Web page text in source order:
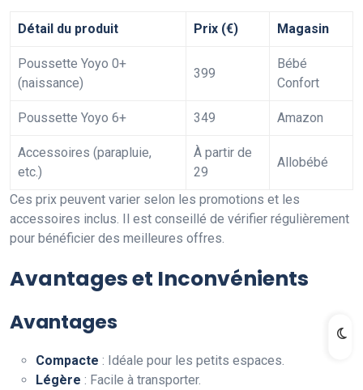
Détail du produit Prix (€) Magasin
Poussette Yoyo 0+
(naissance)
399
Bébé
Confort
Poussette Yoyo 6+ 349 Amazon
Accessoires (parapluie,
etc.)
À partir de
29
Allobébé
Ces prix peuvent varier selon les promotions et les
accessoires inclus. Il est conseillé de vérifier régulièrement
pour bénéficier des meilleures offres.
Avantages et Inconvénients
Avantages
Compacte : Idéale pour les petits espaces.
Légère : Facile à transporter.